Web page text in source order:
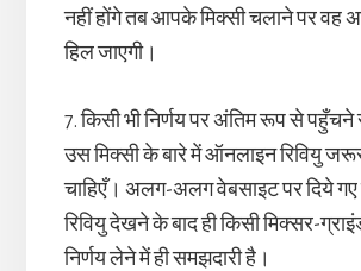
नहीं होंगे तब आपके मिक्सी चलाने पर वह
हिल जाएगी।
7. किसी भी निर्णय पर अंतिम रूप से
उस मिक्सी के बारे में ऑनलाइन रिवियु
चाहिएँ। अलग-अलग वेबसाइट पर दिये गए
रिवियु देखने के बाद ही किसी मिक्सर-
निर्णय लेने में ही समझदारी है।